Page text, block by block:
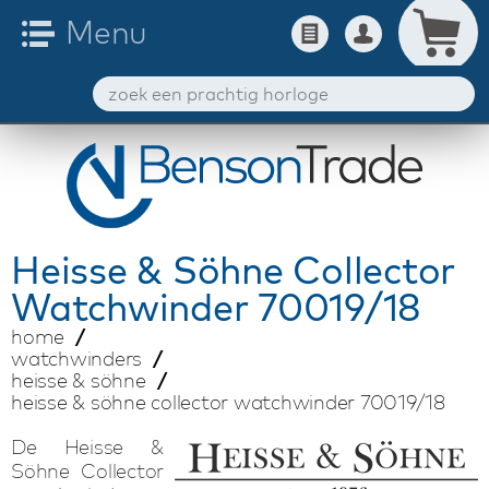
Heisse & Söhne Collector
Watchwinder 70019/18
home
watchwinders
heisse & söhne
heisse & söhne collector watchwinder 70019/18
De Heisse &
Söhne Collector